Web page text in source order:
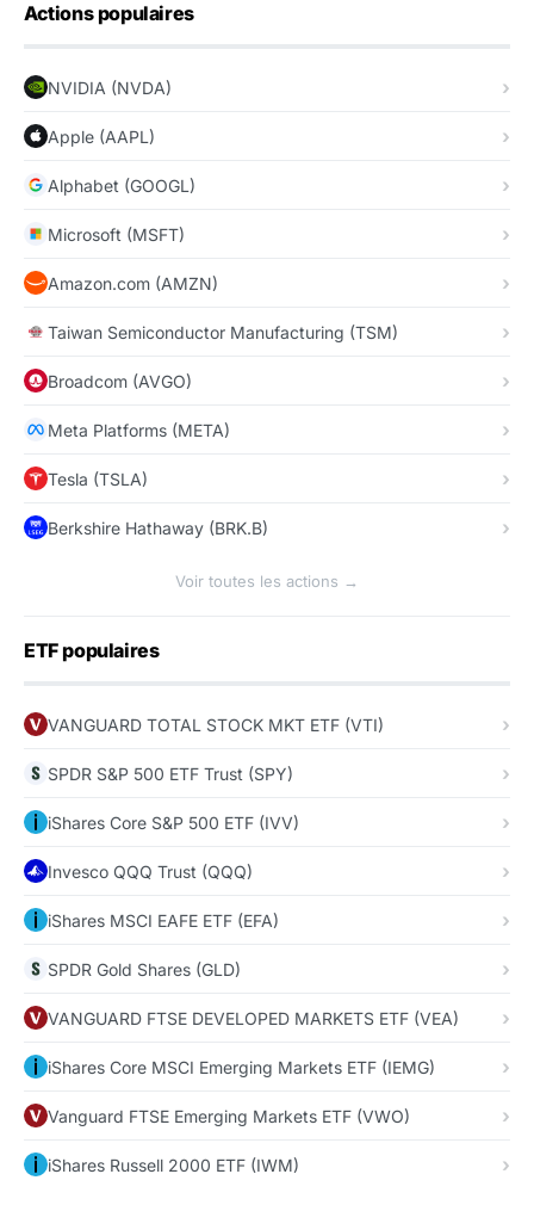
Actions populaires
NVIDIA (NVDA)
Apple (AAPL)
Alphabet (GOOGL)
Microsoft (MSFT)
Amazon.com (AMZN)
Taiwan Semiconductor Manufacturing (TSM)
Broadcom (AVGO)
Meta Platforms (META)
Tesla (TSLA)
Berkshire Hathaway (BRK.B)
Voir toutes les actions →
ETF populaires
VANGUARD TOTAL STOCK MKT ETF (VTI)
SPDR S&P 500 ETF Trust (SPY)
iShares Core S&P 500 ETF (IVV)
Invesco QQQ Trust (QQQ)
iShares MSCI EAFE ETF (EFA)
SPDR Gold Shares (GLD)
VANGUARD FTSE DEVELOPED MARKETS ETF (VEA)
iShares Core MSCI Emerging Markets ETF (IEMG)
Vanguard FTSE Emerging Markets ETF (VWO)
iShares Russell 2000 ETF (IWM)